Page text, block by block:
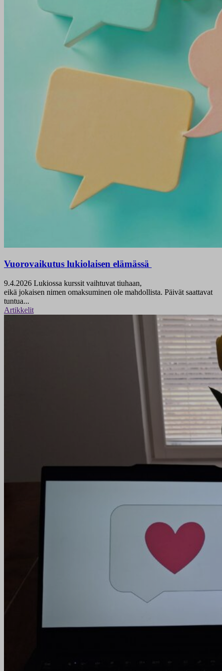
Vuorovaikutus lukiolaisen elämässä
9.4.2026 Lukiossa kurssit vaihtuvat tiuhaan,
eikä jokaisen nimen omaksuminen ole mahdollista. Päivät saattavat
tuntua...
Artikkelit